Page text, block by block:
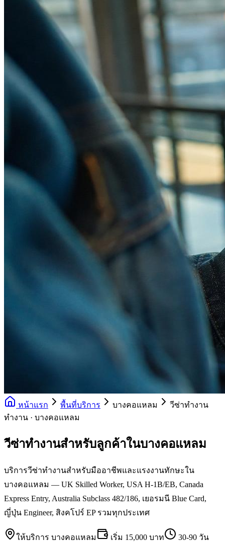
หน้าแรก พื้นที่บริการ บางคอแหลม
วีซ่าทำงาน
ทำงาน · บางคอแหลม
วีซ่าทำงานสำหรับลูกค้าในบางคอแหลม
บริการวีซ่าทำงานสำหรับมืออาชีพและแรงงานทักษะใน
บางคอแหลม — UK Skilled Worker, USA H-1B/EB, Canada
Express Entry, Australia Subclass 482/186, เยอรมนี Blue Card,
ญี่ปุ่น Engineer, สิงคโปร์ EP รวมทุกประเทศ
ให้บริการ บางคอแหลม เริ่ม 15,000 บาท
30-90 วัน